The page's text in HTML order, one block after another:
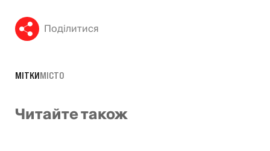
Поділитися
МІТКИМІСТО
Читайте також